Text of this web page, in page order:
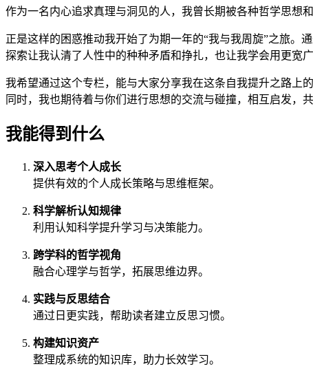
作为一名内心追求真理与洞见的人，我曾长期被各种哲学思想
正是这样的困惑推动我开始了为期一年的“我与我周旋”之旅。
探索让我认清了人性中的种种矛盾和挣扎，也让我学会用更宽
我希望通过这个专栏，能与大家分享我在这条自我提升之路上
同时，我也期待着与你们进行思想的交流与碰撞，相互启发，
我能得到什么
深入思考个人成长
提供有效的个人成长策略与思维框架。
科学解析认知规律
利用认知科学提升学习与决策能力。
跨学科的哲学视角
融合心理学与哲学，拓展思维边界。
实践与反思结合
通过日更实践，帮助读者建立反思习惯。
构建知识资产
整理成系统的知识库，助力长效学习。